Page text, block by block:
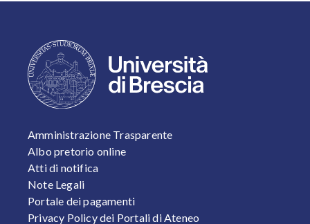
FOOTER 1
Amministrazione Trasparente
Albo pretorio online
Atti di notifica
Note Legali
Portale dei pagamenti
Privacy Policy dei Portali di Ateneo